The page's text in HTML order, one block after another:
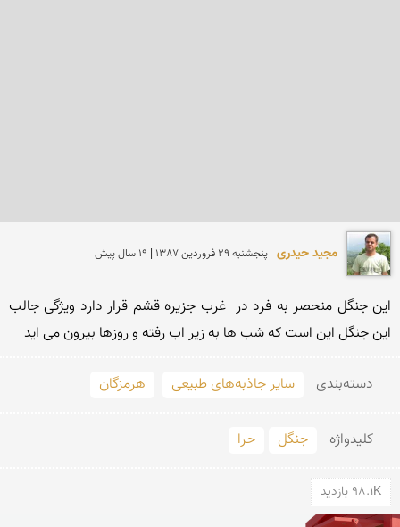
مجید حیدری پنجشنبه 29 فروردين 1387 | 19 سال پیش
این جنگل این است كه شب ها به زیر اب رفته و روزها بیرون می اید
دسته‌بندی سایر جاذبه‌های طبیعی هرمزگان
کلید‌واژه جنگل حرا
98.1K بازدید